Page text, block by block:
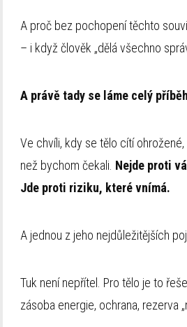
A proč bez pochopení těchto
– i když člověk „dělá všechno
A právě tady se láme celý
Ve chvíli, kdy se tělo cítí
než bychom čekali. Nejde proti
Jde proti riziku, které vnímá.
A jednou z jeho nejdůležitějších
Tuk není nepřítel. Pro tělo je to
zásoba energie, ochrana, rezerva